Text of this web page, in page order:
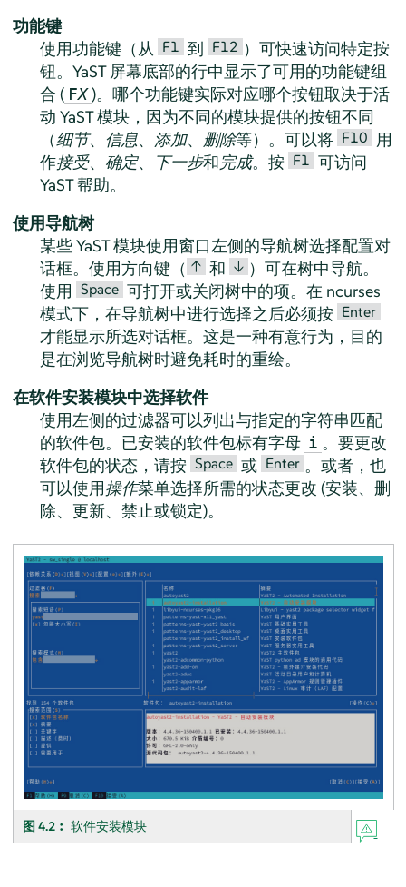
功能键
使用功能键（从 F1 到 F12 ）可快速访问特定按
钮。YaST 屏幕底部的行中显示了可用的功能键组
合 ( FX )。哪个功能键实际对应哪个按钮取决于活
动 YaST 模块，因为不同的模块提供的按钮不同
（细节、 信息、 添加、 删除等）。可以将 F10 用
作接受、 确定、 下一步和完成。按 F1 可访问
YaST 帮助。
使用导航树
某些 YaST 模块使用窗口左侧的导航树选择配置对
话框。使用方向键（ ↑ 和 ↓ ）可在树中导航。
使用 Space 可打开或关闭树中的项。在 ncurses
模式下，在导航树中进行选择之后必须按 Enter
才能显示所选对话框。这是一种有意行为，目的
是在浏览导航树时避免耗时的重绘。
在软件安装模块中选择软件
使用左侧的过滤器可以列出与指定的字符串匹配
的软件包。已安装的软件包标有字母 i 。要更改
软件包的状态，请按 Space 或 Enter 。或者，也
可以使用操作菜单选择所需的状态更改 (安装、删
除、更新、禁止或锁定)。
图 4.2︰ 软件安装模块